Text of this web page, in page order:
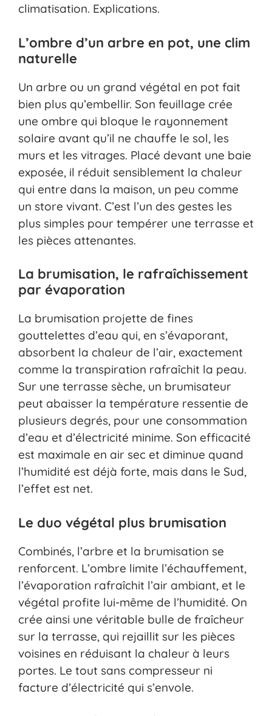
climatisation. Explications.
L’ombre d’un arbre en pot, une clim
naturelle
Un arbre ou un grand végétal en pot fait
bien plus qu’embellir. Son feuillage crée
une ombre qui bloque le rayonnement
solaire avant qu’il ne chauffe le sol, les
murs et les vitrages. Placé devant une baie
exposée, il réduit sensiblement la chaleur
qui entre dans la maison, un peu comme
un store vivant. C’est l’un des gestes les
plus simples pour tempérer une terrasse et
les pièces attenantes.
La brumisation, le rafraîchissement
par évaporation
La brumisation projette de fines
gouttelettes d’eau qui, en s’évaporant,
absorbent la chaleur de l’air, exactement
comme la transpiration rafraîchit la peau.
Sur une terrasse sèche, un brumisateur
peut abaisser la température ressentie de
plusieurs degrés, pour une consommation
d’eau et d’électricité minime. Son efficacité
est maximale en air sec et diminue quand
l’humidité est déjà forte, mais dans le Sud,
l’effet est net.
Le duo végétal plus brumisation
Combinés, l’arbre et la brumisation se
renforcent. L’ombre limite l’échauffement,
l’évaporation rafraîchit l’air ambiant, et le
végétal profite lui-même de l’humidité. On
crée ainsi une véritable bulle de fraîcheur
sur la terrasse, qui rejaillit sur les pièces
voisines en réduisant la chaleur à leurs
portes. Le tout sans compresseur ni
facture d’électricité qui s’envole.